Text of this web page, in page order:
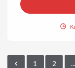
1 2 ...